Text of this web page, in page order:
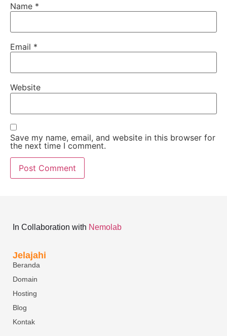
Name *
Email *
Website
Save my name, email, and website in this browser for
the next time I comment.
In Collaboration with Nemolab
Jelajahi
Beranda
Domain
Hosting
Blog
Kontak